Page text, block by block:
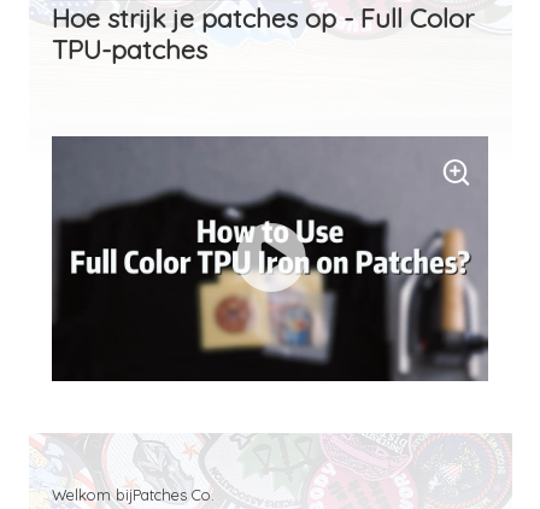
Hoe strijk je patches op - Full Color
TPU-patches